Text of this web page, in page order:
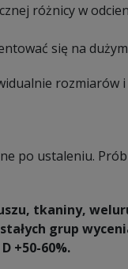
różnicy w
się na
rozmiarów
po ustaleniu.
tkaniny,
grup
+50-60%.